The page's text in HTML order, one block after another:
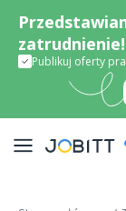
zatrudnienie!
Publikuj oferty